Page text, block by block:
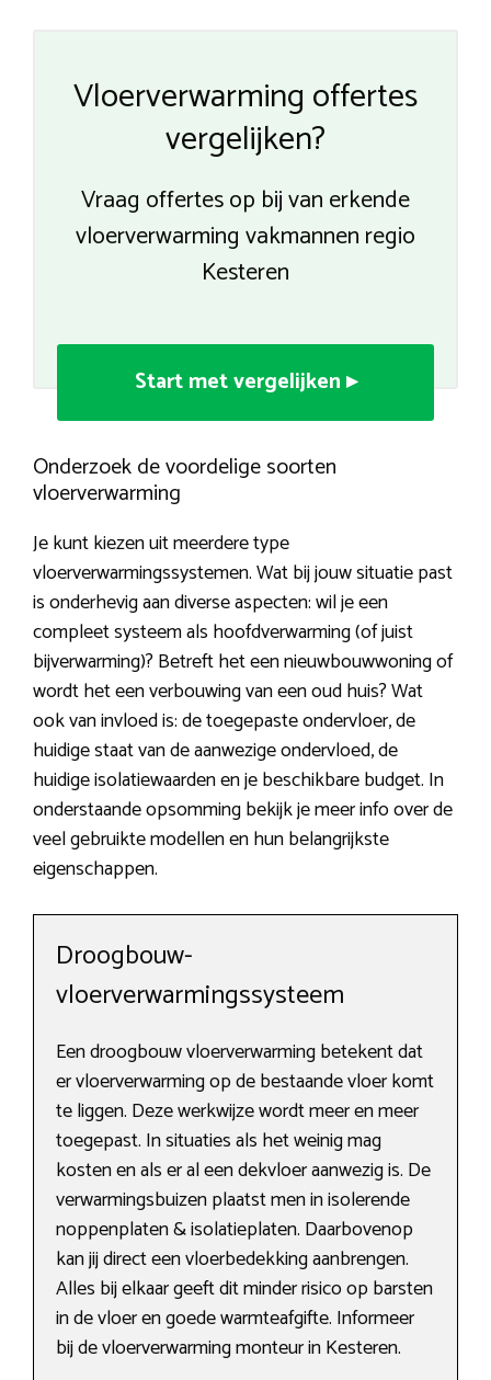
Vloerverwarming offertes
vergelijken?
Vraag offertes op bij van erkende
vloerverwarming vakmannen regio
Kesteren
Start met vergelijken ▸
Onderzoek de voordelige soorten
vloerverwarming
Je kunt kiezen uit meerdere type
vloerverwarmingssystemen. Wat bij jouw situatie past
is onderhevig aan diverse aspecten: wil je een
compleet systeem als hoofdverwarming (of juist
bijverwarming)? Betreft het een nieuwbouwwoning of
wordt het een verbouwing van een oud huis? Wat
ook van invloed is: de toegepaste ondervloer, de
huidige staat van de aanwezige ondervloed, de
huidige isolatiewaarden en je beschikbare budget. In
onderstaande opsomming bekijk je meer info over de
veel gebruikte modellen en hun belangrijkste
eigenschappen.
Droogbouw-
vloerverwarmingssysteem
Een droogbouw vloerverwarming betekent dat
er vloerverwarming op de bestaande vloer komt
te liggen. Deze werkwijze wordt meer en meer
toegepast. In situaties als het weinig mag
kosten en als er al een dekvloer aanwezig is. De
verwarmingsbuizen plaatst men in isolerende
noppenplaten & isolatieplaten. Daarbovenop
kan jij direct een vloerbedekking aanbrengen.
Alles bij elkaar geeft dit minder risico op barsten
in de vloer en goede warmteafgifte. Informeer
bij de vloerverwarming monteur in Kesteren.